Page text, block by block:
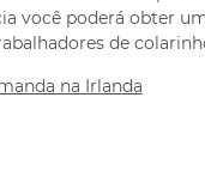
você poderá obter
de
na Irlanda